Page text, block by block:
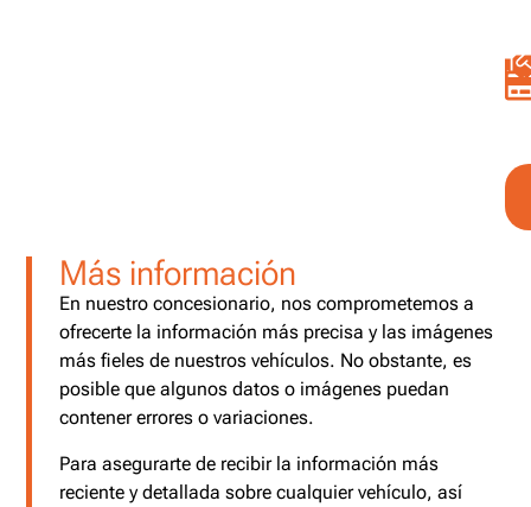
Más información
En nuestro concesionario, nos comprometemos a
ofrecerte la información más precisa y las imágenes
más fieles de nuestros vehículos. No obstante, es
posible que algunos datos o imágenes puedan
contener errores o variaciones.
Para asegurarte de recibir la información más
reciente y detallada sobre cualquier vehículo, así